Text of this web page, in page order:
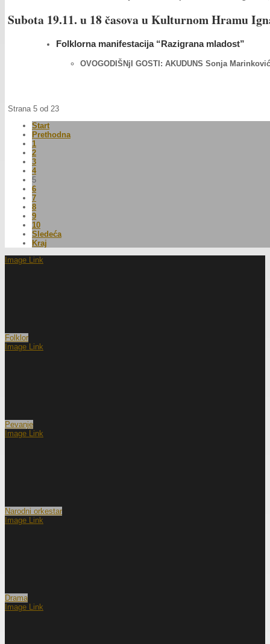
Subota 19.11. u 18 časova u Kulturnom Hramu
Folklorna manifestacija “Razigrana mladost”
OVOGODIŠNjI GOSTI: AKUDUNS Sonja
Strana 5 od 23
Start
Prethodna
1
2
3
4
5
6
7
8
9
10
Sledeća
Kraj
Image Link
Folklor
Image Link
Pevanje
Image Link
Narodni orkestar
Image Link
Drama
Image Link